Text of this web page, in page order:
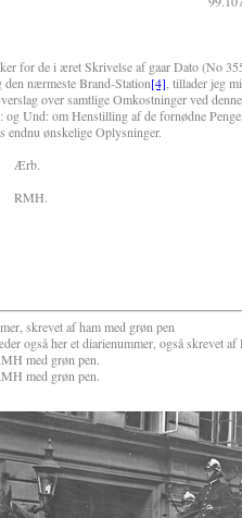
i æret Skrivelse af gaar Dato (No 355)
nærmeste Brand-Station[4] , tillader jeg
over samtlige Omkostninger ved
Und: om Henstilling af de fornødne
endnu ønskelige Oplysninger.
skrevet af ham med grøn pen
også her et diarienummer, også skrevet af
med grøn pen.
med grøn pen.